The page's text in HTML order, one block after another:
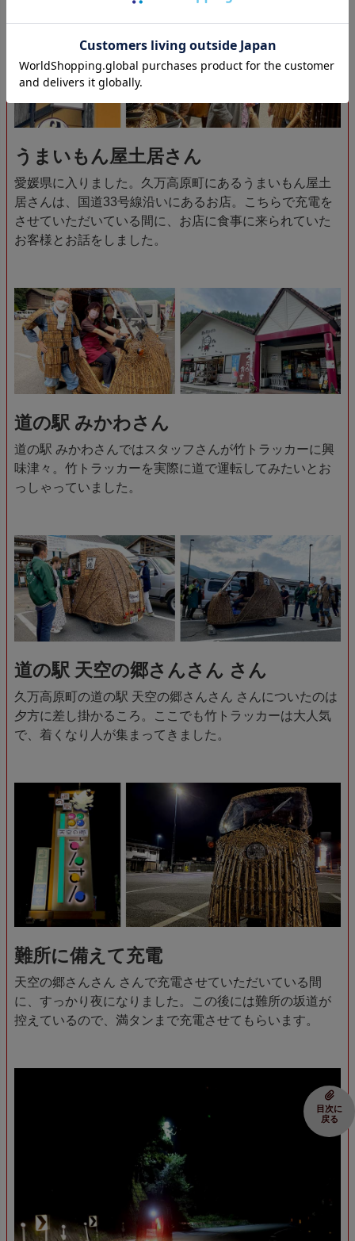
うまいもん屋土居さん
愛媛県に入りました。久万高原町にあるうまいもん屋土
居さんは、国道33号線沿いにあるお店。こちらで充電を
させていただいている間に、お店に食事に来られていた
お客様とお話をしました。
道の駅 みかわさん
道の駅 みかわさんではスタッフさんが竹トラッカーに興
味津々。竹トラッカーを実際に道で運転してみたいとお
っしゃっていました。
道の駅 天空の郷さんさん さん
久万高原町の道の駅 天空の郷さんさん さんについたのは
夕方に差し掛かるころ。ここでも竹トラッカーは大人気
で、着くなり人が集まってきました。
難所に備えて充電
天空の郷さんさん さんで充電させていただいている間
に、すっかり夜になりました。この後には難所の坂道が
控えているので、満タンまで充電させてもらいます。
目次に
戻る